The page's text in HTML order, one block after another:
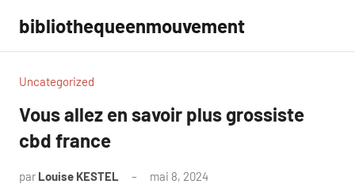
contenu
bibliothequeenmouvement
Uncategorized
Vous allez en savoir plus grossiste
cbd france
par Louise KESTEL mai 8, 2024